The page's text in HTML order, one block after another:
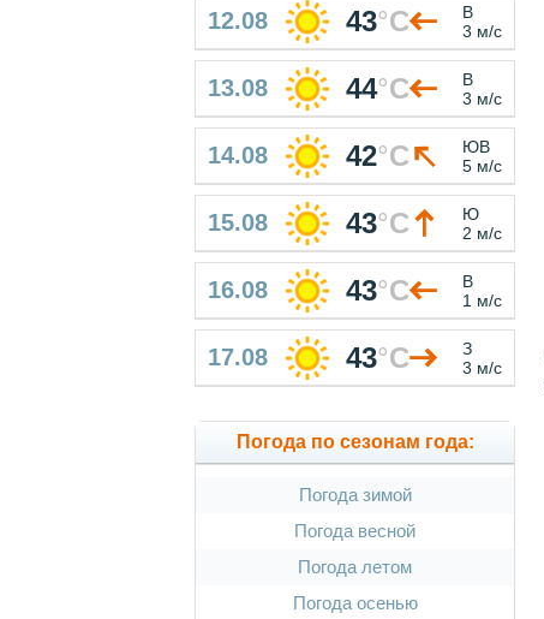
12.08 43°C
В
3 м/с
13.08 44°C
В
3 м/с
14.08 42°C
ЮВ
5 м/с
15.08 43°C
Ю
2 м/с
16.08 43°C
В
1 м/с
17.08 43°C
З
3 м/с
Погода по сезонам года:
Погода зимой
Погода весной
Погода летом
Погода осенью